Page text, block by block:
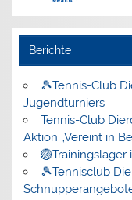
Berichte
🎾Tennis-Club
Jugendturniers
Tennis-Club
Aktion „Vereint in
🏐Trainingslager
🎾Tennisclub